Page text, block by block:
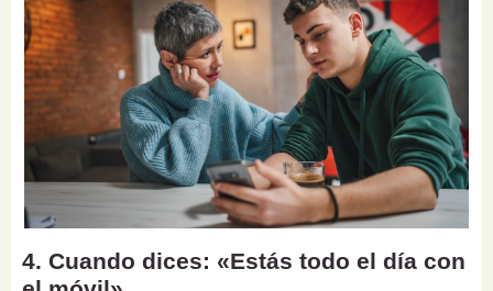
4. Cuando dices: «Estás todo el día con